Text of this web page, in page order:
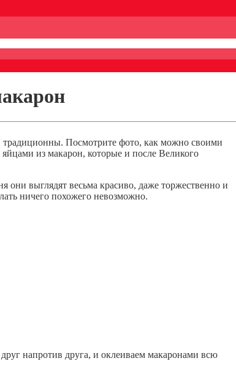
традиционны. Посмотрите фото, как можно своими
из макарон, которые и после Великого
они выглядят весьма красиво, даже торжественно и
ничего похожего невозможно.
напротив друга, и оклеиваем макаронами всю